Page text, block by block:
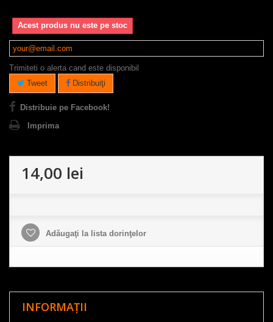
Acest produs nu este pe stoc
Trimiteti o alerta cand este disponibil
Tweet
Distribuiţi
Distribuie pe Facebook!
Imprima
14,00 lei
Adăugaţi la lista dorinţelor
INFORMAȚII